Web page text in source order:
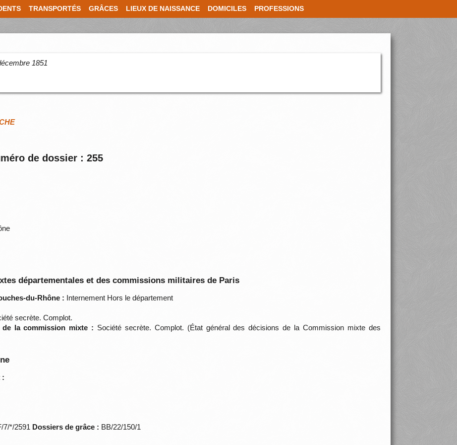
TRANSPORTÉS GRÂCES LIEUX DE NAISSANCE DOMICILES PROFESSIONS
1851
de dossier : 255
départementales et des commissions militaires de Paris
du-Rhône : Internement Hors le département
secrète. Complot.
la commission mixte : Société secrète. Complot. (État général des décisions de la Commission mixte des
:
7/*/2591 Dossiers de grâce : BB/22/150/1